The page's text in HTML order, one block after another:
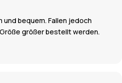
und bequem. Fallen jedoch
größer bestellt werden.